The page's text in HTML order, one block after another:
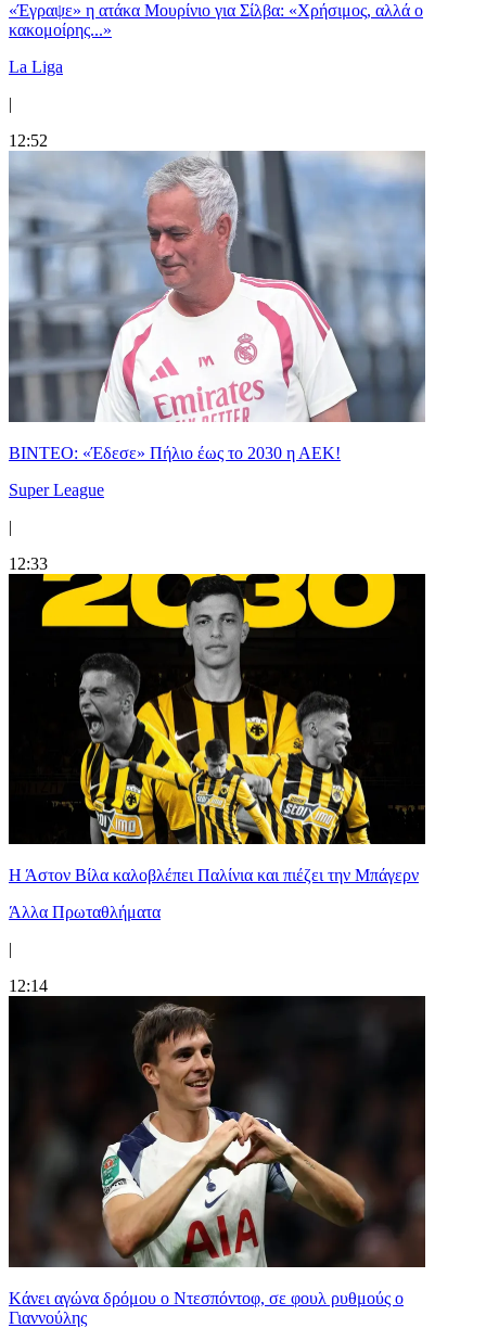
«Έγραψε» η ατάκα Μουρίνιο για Σίλβα: «Χρήσιμος, αλλά ο
κακομοίρης...»
La Liga
|
12:52
ΒΙΝΤΕΟ: «Έδεσε» Πήλιο έως το 2030 η ΑΕΚ!
Super League
|
12:33
Η Άστον Βίλα καλοβλέπει Παλίνια και πιέζει την Μπάγερν
Άλλα Πρωταθλήματα
|
12:14
Kάνει αγώνα δρόμου ο Ντεσπόντοφ, σε φουλ ρυθμούς ο
Γιαννούλης